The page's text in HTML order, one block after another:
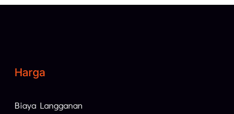
Harga
Biaya Langganan